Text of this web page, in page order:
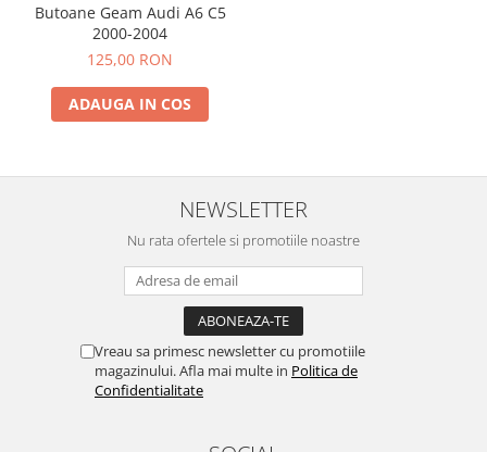
Butoane Geam Audi A6 C5
2000-2004
125,00 RON
ADAUGA IN COS
NEWSLETTER
Nu rata ofertele si promotiile noastre
Vreau sa primesc newsletter cu promotiile
magazinului. Afla mai multe in Politica de
Confidentialitate